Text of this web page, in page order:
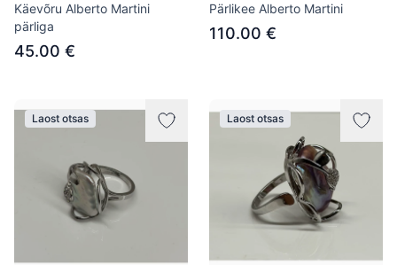
Käevõru Alberto Martini
pärliga
45.00 €
Pärlikee Alberto Martini
110.00 €
Laost otsas Laost otsas